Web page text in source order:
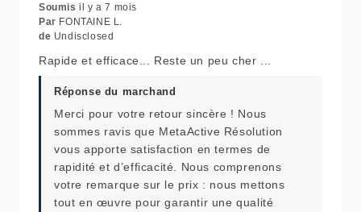
Soumisil y a 7 mois
Par FONTAINE L.
de Undisclosed
Rapide et efficace... Reste un peu cher ...
Réponse du marchand
Merci pour votre retour sincère ! Nous
sommes ravis que MetaActive Résolution
vous apporte satisfaction en termes de
rapidité et d’efficacité. Nous comprenons
votre remarque sur le prix : nous mettons
tout en œuvre pour garantir une qualité